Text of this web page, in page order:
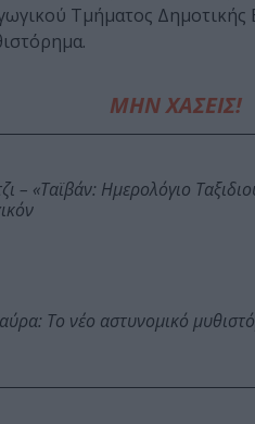
Τμήματος
ΜΗΝ ΧΑΣΕΙΣ!
– «Ταϊβάν: Ημερολόγιο
Το νέο αστυνομικό